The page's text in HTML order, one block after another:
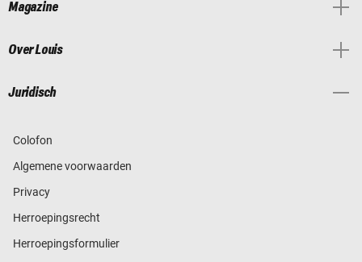
Magazine
Over Louis
Juridisch
Colofon
Algemene voorwaarden
Privacy
Herroepingsrecht
Herroepingsformulier